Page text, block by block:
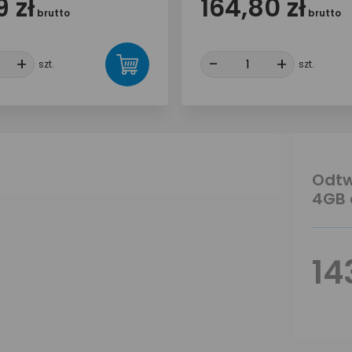
zł brutto
+ +
szt.
164,80 zł brutto
- + +
szt.
4GB